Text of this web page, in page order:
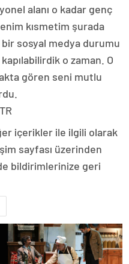
alanı o kadar genç
kısmetim şurada
sosyal medya durumu
o zaman. O
gören seni mutlu
içerikler ile ilgili olarak
sayfası üzerinden
bildirimlerinize geri